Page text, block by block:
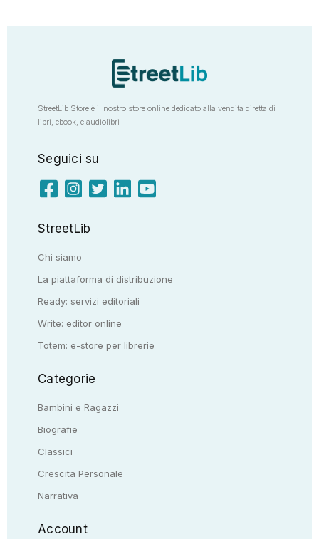
StreetLib Store è il nostro store online dedicato alla vendita diretta di
libri, ebook, e audiolibri
Seguici su
StreetLib
Chi siamo
La piattaforma di distribuzione
Ready: servizi editoriali
Write: editor online
Totem: e-store per librerie
Categorie
Bambini e Ragazzi
Biografie
Classici
Crescita Personale
Narrativa
Account